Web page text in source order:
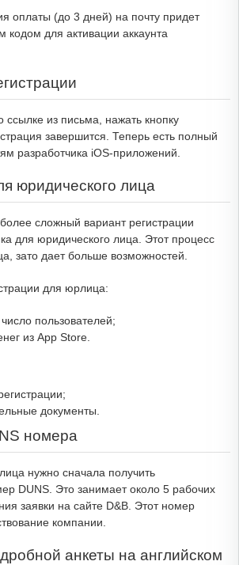
оплаты (до 3 дней) на почту придет
кодом для активации аккаунта
ссылке из письма, нажать кнопку
завершится. Теперь есть полный
разработчика iOS-приложений.
юридического лица
сложный вариант регистрации
для юридического лица. Этот процесс
зато дает больше возможностей.
для юрлица:
пользователей;
из App Store.
документы.
номера
нужно сначала получить
DUNS. Это занимает около 5 рабочих
заявки на сайте D&B. Этот номер
компании.
анкеты на английском